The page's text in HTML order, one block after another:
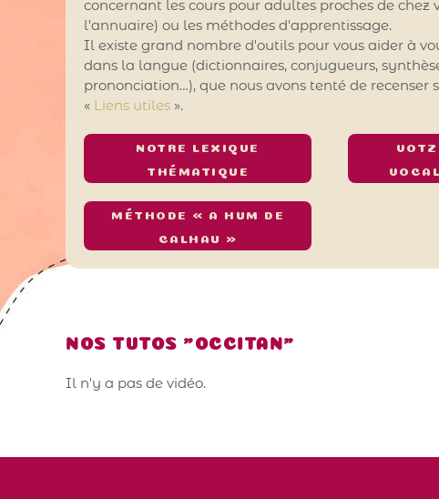
concernant les cours pour adultes proches de chez
l'annuaire) ou les méthodes d'apprentissage.
Il existe grand nombre d'outils pour vous aider à
dans la langue (dictionnaires, conjugueurs,
prononciation…), que nous avons tenté de recenser
« Liens utiles ».
NOTRE LEXIQUE
THÉMATIQUE
MÉTHODE « A HUM DE
CALHAU »
NOS TUTOS "OCCITAN"
Il n'y a pas de vidéo.